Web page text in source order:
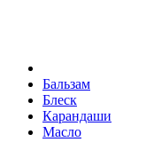
Бальзам
Блеск
Карандаши
Масло